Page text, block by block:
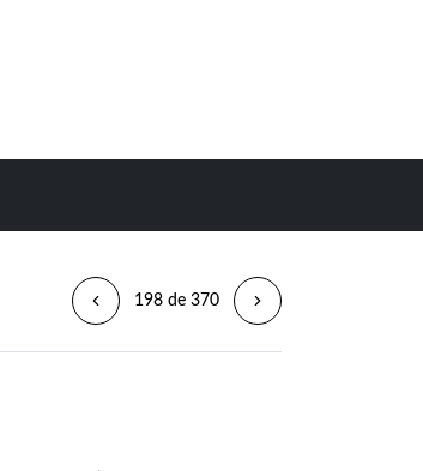
198 de 370